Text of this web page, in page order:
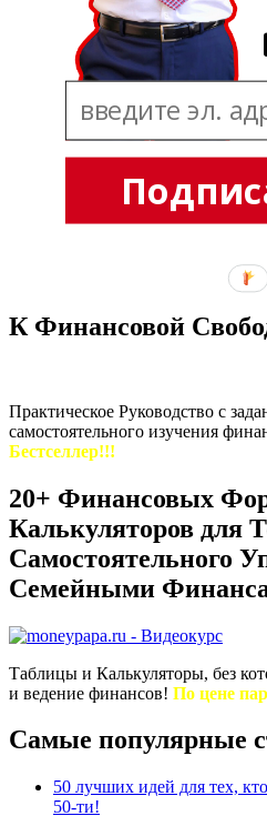
К Финансовой
Практическое Руководство с
самостоятельного изучения
Бестселлер!!!
20+ Финансовых
Калькуляторов для
Самостоятельного
Семейными
Таблицы и Калькуляторы, без
и ведение финансов! По цене
Самые популярные
50 лучших идей для тех,
50-ти!